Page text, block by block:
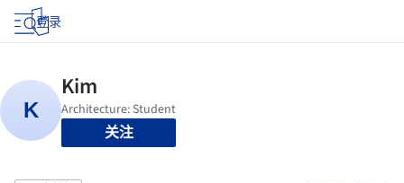
登录
关注